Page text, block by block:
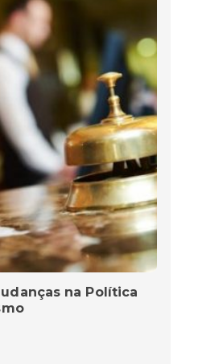
na Política